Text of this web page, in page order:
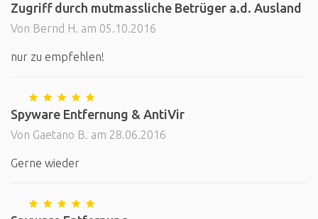
Zugriff durch mutmassliche Betrüger a.d. Ausland
Von Bernd H. am 05.10.2016
nur zu empfehlen!
Spyware Entfernung & AntiVir
Von Gaetano B. am 28.06.2016
Gerne wieder